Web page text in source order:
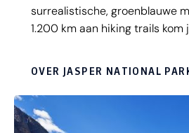
surrealistische, groenblauwe
1.200 km aan hiking trails kom
Sunwapta, én de beroemde
Mount Edith Cavell. Deze
de vorm van engelenvleugels
OVER JASPER NATIONAL